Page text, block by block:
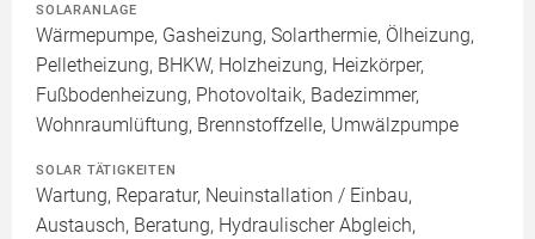
SOLARANLAGE
Wärmepumpe, Gasheizung, Solarthermie, Ölheizung,
Pelletheizung, BHKW, Holzheizung, Heizkörper,
Fußbodenheizung, Photovoltaik, Badezimmer,
Wohnraumlüftung, Brennstoffzelle, Umwälzpumpe
SOLAR TÄTIGKEITEN
Wartung, Reparatur, Neuinstallation / Einbau,
Austausch, Beratung, Hydraulischer Abgleich,